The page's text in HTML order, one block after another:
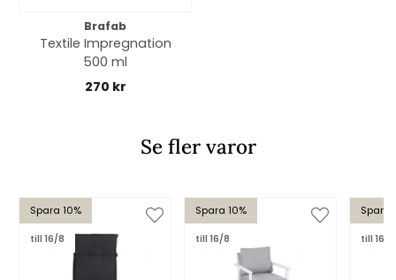
Brafab
Textile Impregnation
500 ml
270 kr
Se fler varor
Spara 10%
till 16/8
Spara 10%
till 16/8
Spara
till 16/8